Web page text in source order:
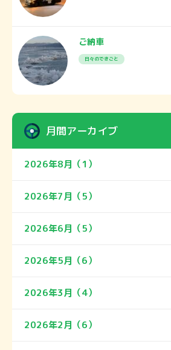
ご納車
日々のできごと
月間アーカイブ
2026年8月（1）
2026年7月（5）
2026年6月（5）
2026年5月（6）
2026年3月（4）
2026年2月（6）